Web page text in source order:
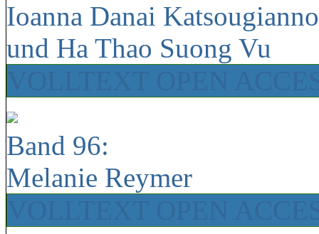
Ioanna Danai
und Ha Thao Suong Vu
Band 96:
Melanie Reymer